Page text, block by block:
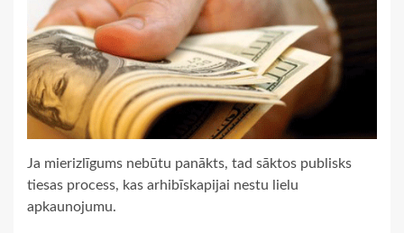
Ja mierizlīgums nebūtu panākts, tad sāktos publisks
tiesas process, kas arhibīskapijai nestu lielu
apkaunojumu.